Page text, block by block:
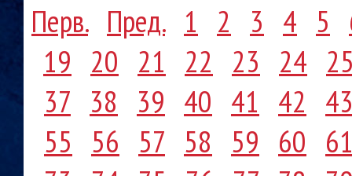
Перв. Пред. 1 2 3 4 5
19 20 21 22 23 24
37 38 39 40 41 42
55 56 57 58 59 60